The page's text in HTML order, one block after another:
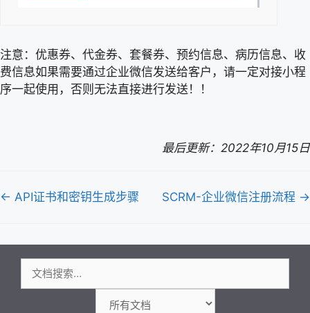
注意：优惠券、代金券、套餐券、预约信息、病历信息、收
费信息如果需要通过企业微信发送给客户，请一定对接小程
序一起使用，否则无法直接进行发送！！
最后更新：2022年10月15日
文
← API证书和密钥生成步骤 SCRM-企业微信注册流程 →
索：